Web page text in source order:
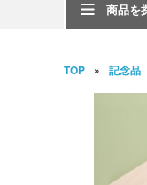
商品を
TOP 記念品